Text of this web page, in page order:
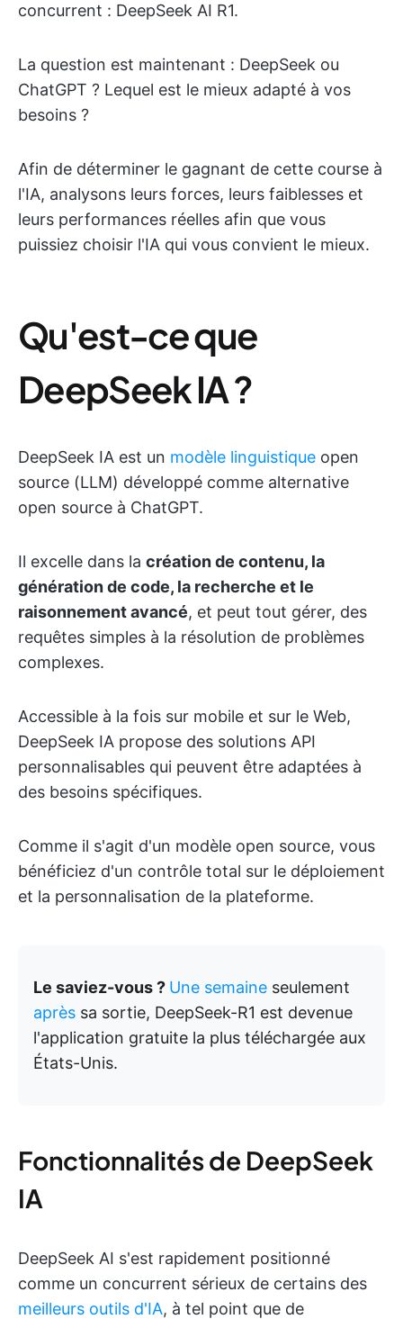
concurrent : DeepSeek AI R1.
La question est maintenant : DeepSeek ou
ChatGPT ? Lequel est le mieux adapté à vos
besoins ?
Afin de déterminer le gagnant de cette course à
l'IA, analysons leurs forces, leurs faiblesses et
leurs performances réelles afin que vous
puissiez choisir l'IA qui vous convient le mieux.
Qu'est-ce que
DeepSeek IA ?
DeepSeek IA est un modèle linguistique open
source (LLM) développé comme alternative
open source à ChatGPT.
Il excelle dans la création de contenu, la
génération de code, la recherche et le
raisonnement avancé, et peut tout gérer, des
requêtes simples à la résolution de problèmes
complexes.
Accessible à la fois sur mobile et sur le Web,
DeepSeek IA propose des solutions API
personnalisables qui peuvent être adaptées à
des besoins spécifiques.
Comme il s'agit d'un modèle open source, vous
bénéficiez d'un contrôle total sur le déploiement
et la personnalisation de la plateforme.
Le saviez-vous ? Une semaine seulement
après sa sortie, DeepSeek-R1 est devenue
l'application gratuite la plus téléchargée aux
États-Unis.
Fonctionnalités de DeepSeek
IA
DeepSeek AI s'est rapidement positionné
comme un concurrent sérieux de certains des
meilleurs outils d'IA, à tel point que de